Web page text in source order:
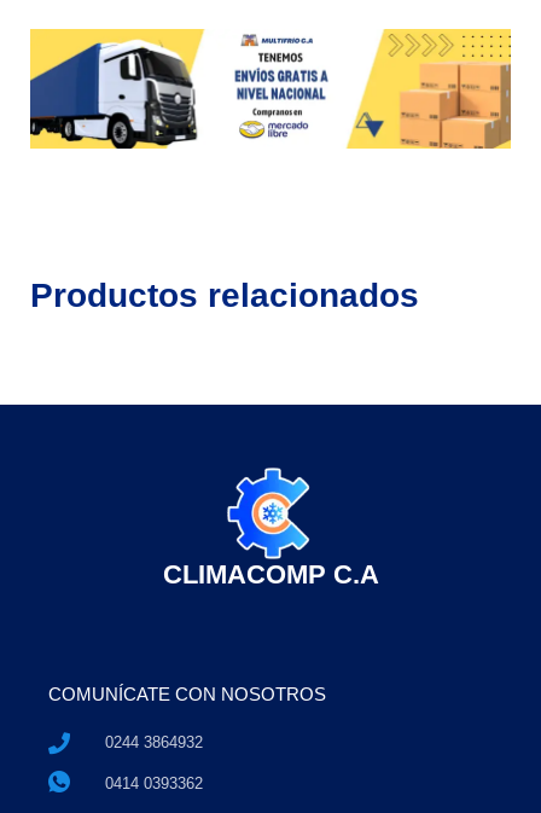
Productos relacionados
CLIMACOMP C.A
COMUNÍCATE CON NOSOTROS
0244 3864932
0414 0393362